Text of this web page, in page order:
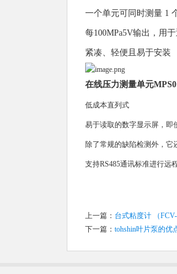
一个单元可同时测量 1
每100MPa5V输出，用
紧凑、轻便且易于安装
在线压力测量单元
低成本直列式
易于读取的数字显示屏，即
除了常规的缺陷检测外，它
支持RS485通讯标准进行远
上一篇： 台式粘度计 （
下一篇： tohshin叶片泵的优